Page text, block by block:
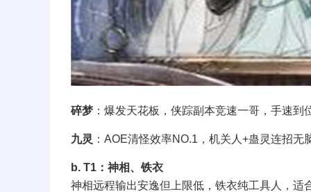
碎梦 ：爆发天花板，侠踪副本竞速一哥，手速
九灵 ：AOE清怪效率NO.1，机关人+蛊灵连招无
b. T1：神相、铁衣
神相远程输出安逸但上限低，铁衣纯工具人，适